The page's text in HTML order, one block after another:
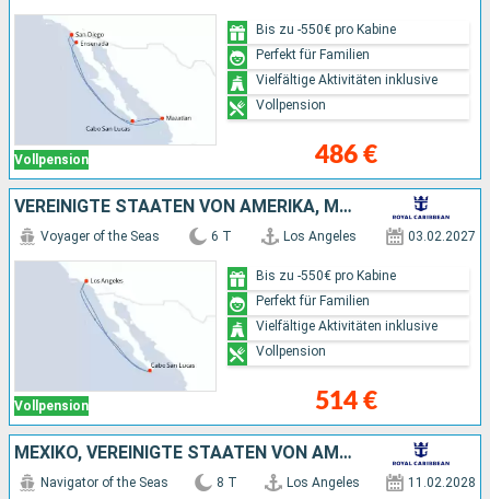
Vollpension 486 €
Bis zu -550€ pro Kabine
Perfekt für Familien
Vielfältige Aktivitäten inklusive
Vollpension
VEREINIGTE STAATEN VON AMERIKA, MEXIKO
Vollpension
Voyager of the Seas 6 T Los Angeles 03.02.2027
514 €
Bis zu -550€ pro Kabine
Perfekt für Familien
Vielfältige Aktivitäten inklusive
Vollpension
MEXIKO, VEREINIGTE STAATEN VON AMERIKA
Navigator of the Seas 8 T Los Angeles 11.02.2028